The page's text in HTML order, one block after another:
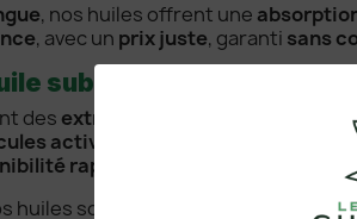
, nos huiles offrent une
, avec un prix juste, garanti sans
sublinguale CBD/CBG/
des extraits de chanvre
actives ,
rapide sensations
huiles sont bio, certifiées,